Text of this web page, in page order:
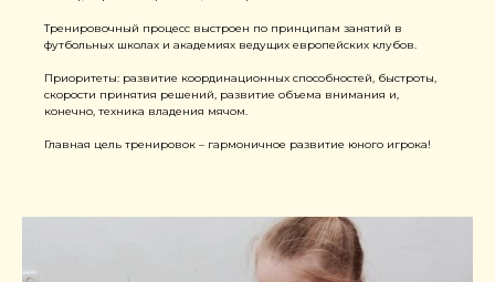
Тренировочный процесс выстроен по принципам занятий в
футбольных школах и академиях ведущих европейских клубов.
Приоритеты: развитие координационных способностей, быстроты,
скорости принятия решений, развитие объема внимания и,
конечно, техника владения мячом.
Главная цель тренировок – гармоничное развитие юного игрока!